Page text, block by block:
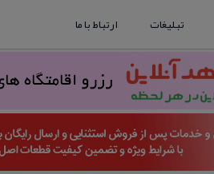
تبلیغات ارتباط با ما